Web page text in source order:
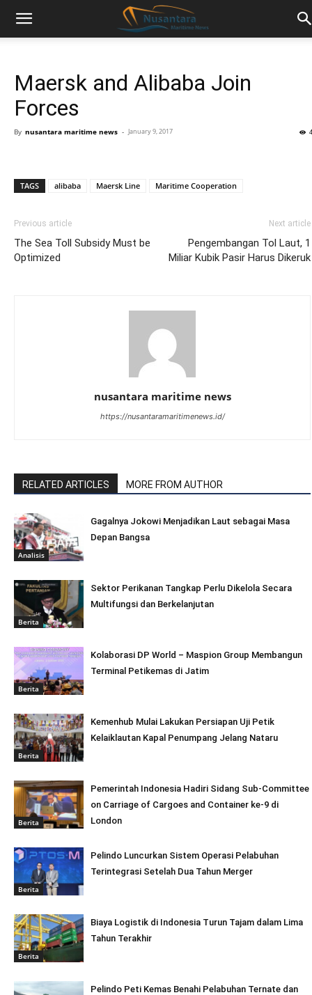
Maersk and Alibaba Join
Forces
By nusantara maritime news - January 9, 2017
TAGS alibaba Maersk Line Maritime Cooperation
Previous article
The Sea Toll Subsidy Must be
Optimized
Next article
Pengembangan Tol Laut, 1
Miliar Kubik Pasir Harus Dikeruk
nusantara maritime news
https://nusantaramaritimenews.id/
RELATED ARTICLES MORE FROM AUTHOR
Analisis
Gagalnya Jokowi Menjadikan Laut sebagai Masa
Depan Bangsa
Berita
Sektor Perikanan Tangkap Perlu Dikelola Secara
Multifungsi dan Berkelanjutan
Berita
Kolaborasi DP World – Maspion Group Membangun
Terminal Petikemas di Jatim
Berita
Kemenhub Mulai Lakukan Persiapan Uji Petik
Kelaiklautan Kapal Penumpang Jelang Nataru
Berita
Pemerintah Indonesia Hadiri Sidang Sub-Committee
on Carriage of Cargoes and Container ke-9 di
London
Berita
Pelindo Luncurkan Sistem Operasi Pelabuhan
Terintegrasi Setelah Dua Tahun Merger
Berita
Biaya Logistik di Indonesia Turun Tajam dalam Lima
Tahun Terakhir
Pelindo Peti Kemas Benahi Pelabuhan Ternate dan